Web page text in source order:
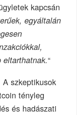
kapcsán
egyáltalán
eltarthatnak.“
szkeptikusok
tényleg
és hadászati